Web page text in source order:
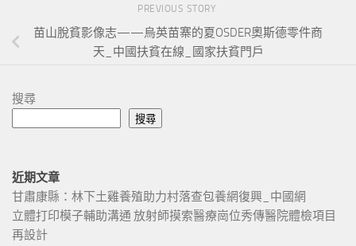
PREVIOUS STORY
苗山脫貧影像志——烏英苗寨的夏OSDER奧斯德零件商
天_中國扶貧在線_國家扶貧門戶
搜尋
搜尋
近期文章
甘肅康縣：林下土雞養殖助力村落查包養網復興_中國網
立體打印模子輔助溝通 放射師摸索醫療崗位秀傳醫院體檢項目
再設計